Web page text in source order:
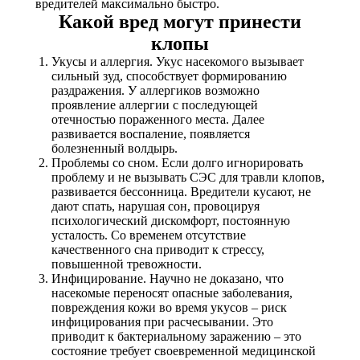
вредителей максимально быстро.
Какой вред могут принести
клопы
Укусы и аллергия. Укус насекомого вызывает
сильный зуд, способствует формированию
раздражения. У аллергиков возможно
проявление аллергии с последующей
отечностью пораженного места. Далее
развивается воспаление, появляется
болезненный волдырь.
Проблемы со сном. Если долго игнорировать
проблему и не вызывать СЭС для травли клопов,
развивается бессонница. Вредители кусают, не
дают спать, нарушая сон, провоцируя
психологический дискомфорт, постоянную
усталость. Со временем отсутствие
качественного сна приводит к стрессу,
повышенной тревожности.
Инфицирование. Научно не доказано, что
насекомые переносят опасные заболевания,
повреждения кожи во время укусов – риск
инфицирования при расчесывании. Это
приводит к бактериальному заражению – это
состояние требует своевременной медицинской